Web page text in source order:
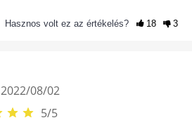
Hasznos volt ez az értékelés? 18 3
2022/08/02
5/5